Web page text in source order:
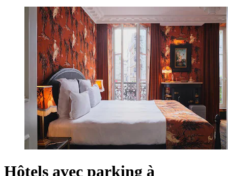
Hôtels avec parking à